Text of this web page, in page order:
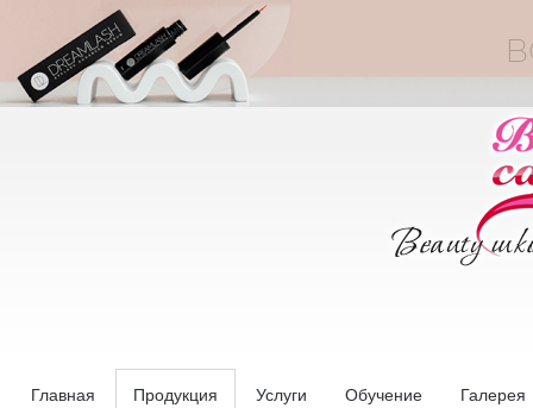
Главная Продукция Услуги Обучение Галерея